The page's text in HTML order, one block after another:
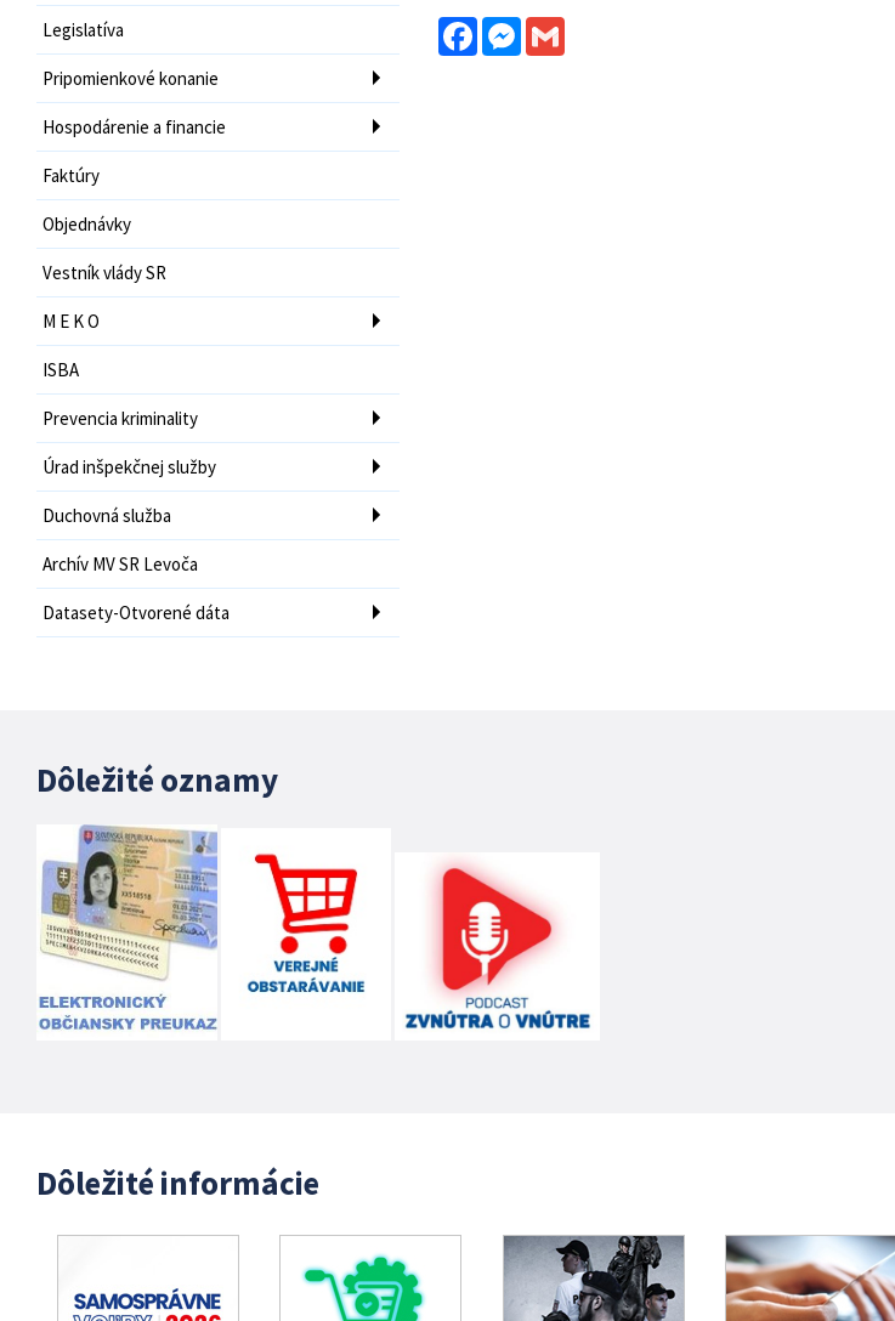
Legislatíva
Pripomienkové konanie
Hospodárenie a financie
Faktúry
Objednávky
Vestník vlády SR
M E K O
ISBA
Prevencia kriminality
Úrad inšpekčnej služby
Duchovná služba
Archív MV SR Levoča
Datasety-Otvorené dáta
FacebookMessenger
Gmail
Dôležité oznamy
Dôležité informácie